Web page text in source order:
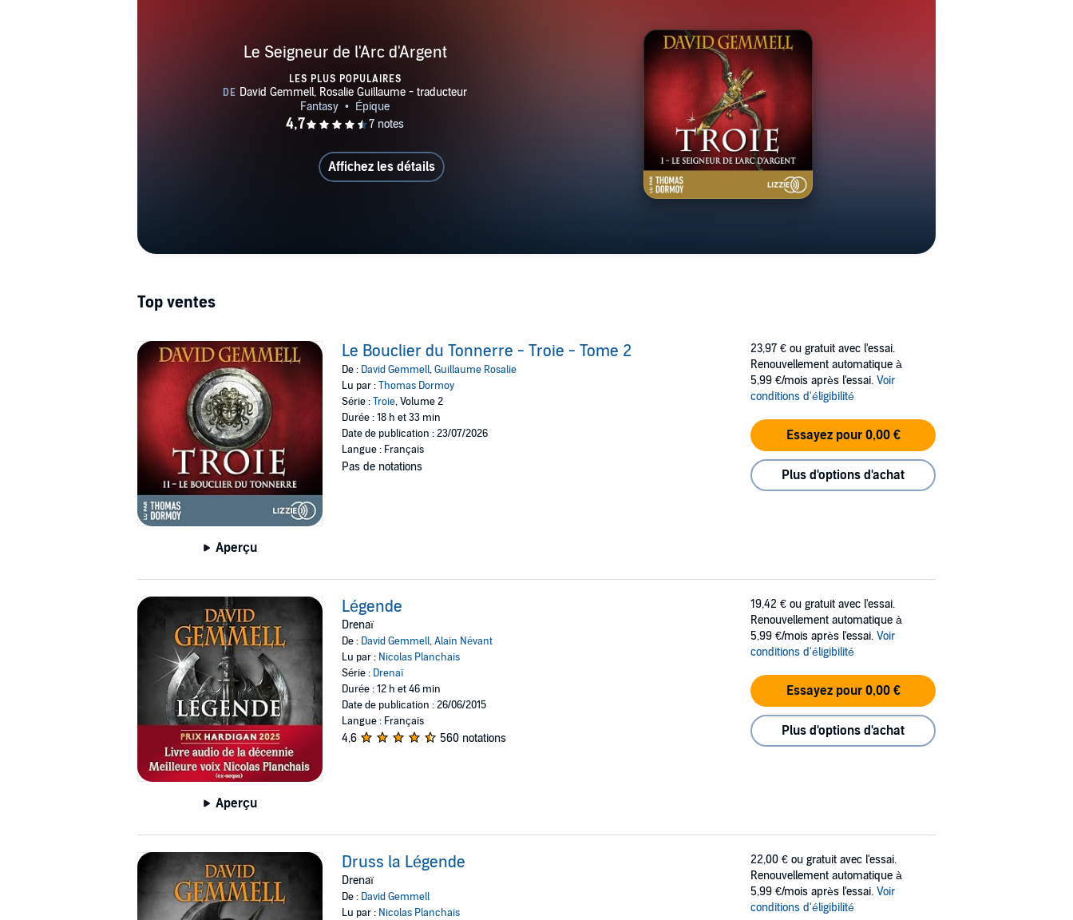
Le Seigneur de l'Arc d'Argent
LES PLUS POPULAIRES
Affichez les détails
Top ventes
Aperçu
Le Bouclier du Tonnerre - Troie - Tome 2
De : David Gemmell,Guillaume Rosalie
Lu par :Thomas Dormoy
Série :Troie, Volume 2
Durée : 18 h et 33 min
Date de publication : 23/07/2026
Langue : Français
Pas de notations
23,97 € ou gratuit avec l'essai.
Renouvellement automatique à
5,99 €/mois après l'essai. Voir
conditions d'éligibilité
Essayez pour 0,00 €
Plus d'options d'achat
Aperçu
Légende
Drenaï
De : David Gemmell,Alain Névant
Lu par : Nicolas Planchais
Série : Drenaï
Durée : 12 h et 46 min
Date de publication : 26/06/2015
Langue : Français
4,6 560 notations
19,42 € ou gratuit avec l'essai.
Renouvellement automatique à
5,99 €/mois après l'essai. Voir
conditions d'éligibilité
Essayez pour 0,00 €
Plus d'options d'achat
Druss la Légende
Drenaï
De : David Gemmell
Lu par : Nicolas Planchais
22,00 € ou gratuit avec l'essai.
Renouvellement automatique à
5,99 €/mois après l'essai. Voir
conditions d'éligibilité